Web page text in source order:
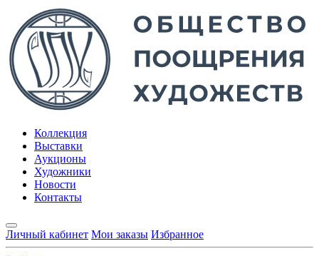
Коллекция
Выставки
Аукционы
Художники
Новости
Контакты
Личный кабинет Мои заказы Избранное